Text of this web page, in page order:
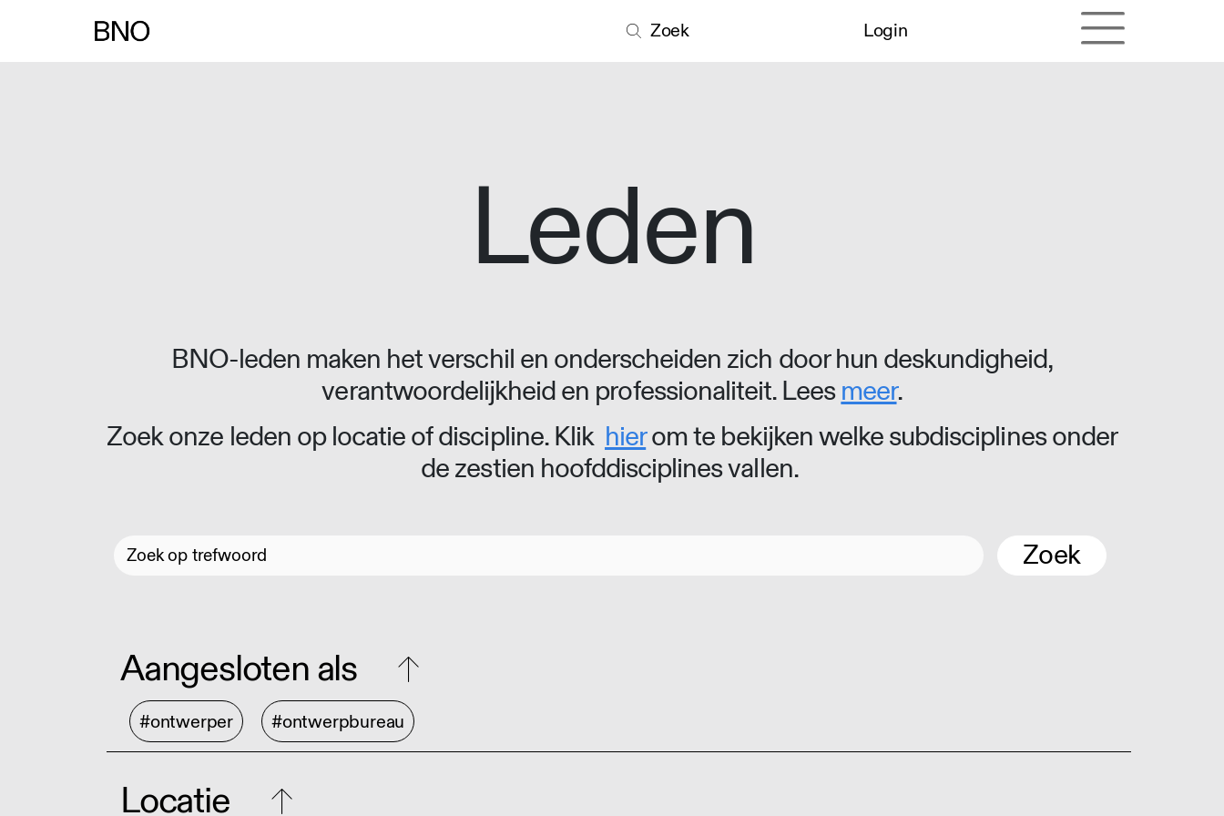
Zoek Login
Leden
BNO-leden maken het verschil en onderscheiden zich door hun deskundigheid,
verantwoordelijkheid en professionaliteit. Leesmeer.
Zoek onze leden op locatie of discipline. Klik hierom te bekijken welke subdisciplines onder
de zestien hoofddisciplines vallen.
Zoek
Aangesloten als
#ontwerper #ontwerpbureau
Locatie